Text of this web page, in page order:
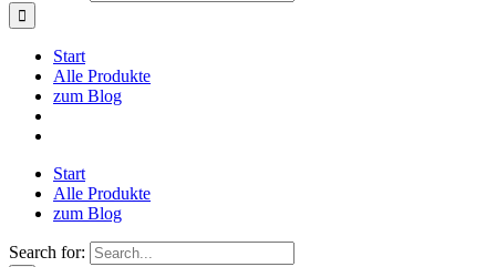
Start
Alle Produkte
zum Blog
Start
Alle Produkte
zum Blog
Search for: